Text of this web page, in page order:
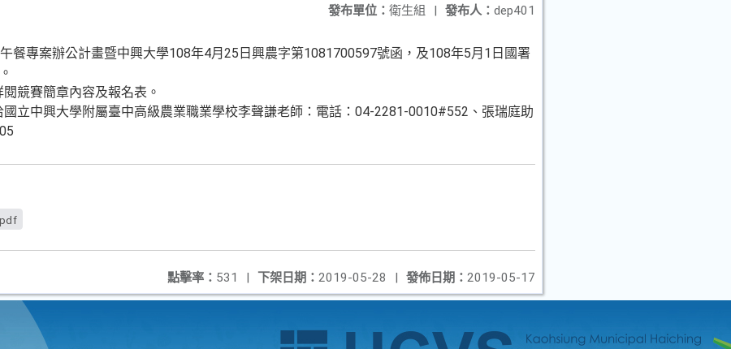
發布人： dep401
發布單位： 衛生組 |
餐專案辦公計畫暨中興大學108年4月25日興農字第1081700597號函，及108年5月1日國署
競賽簡章內容及報名表。
立中興大學附屬臺中高級農業職業學校李聲謙老師：電話：04-2281-0010#552、張瑞庭助
發佈日期： 2019-05-17
下架日期： 2019-05-28 |
點擊率： 531 |